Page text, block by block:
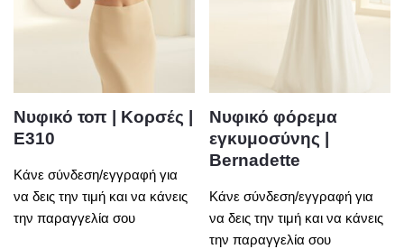
Νυφικό τοπ | Κορσές |
Ε310
Κάνε σύνδεση/εγγραφή για
να δεις την τιμή και να κάνεις
την παραγγελία σου
Νυφικό φόρεμα
εγκυμοσύνης |
Bernadette
Κάνε σύνδεση/εγγραφή για
να δεις την τιμή και να κάνεις
την παραγγελία σου